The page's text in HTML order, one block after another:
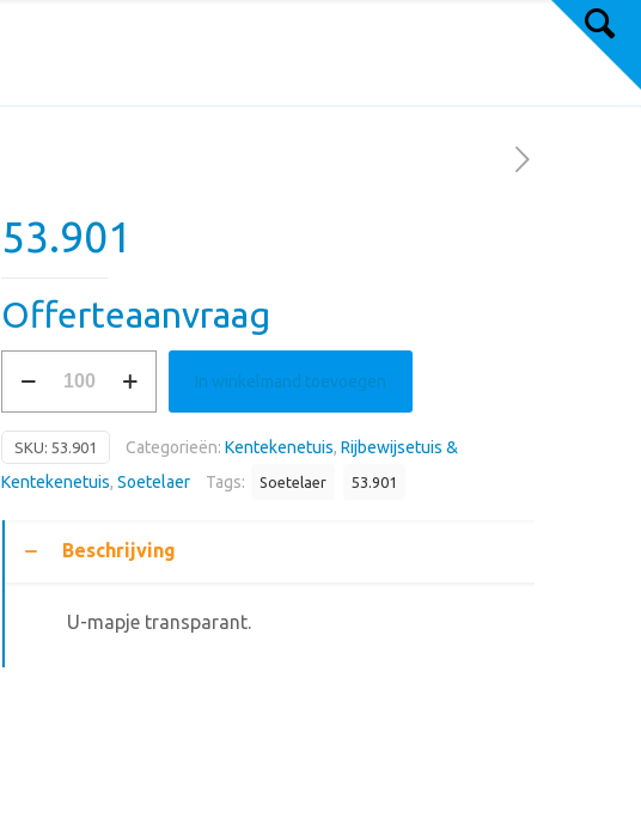
53.901
Offerteaanvraag
In winkelmand toevoegen
SKU: 53.901 Categorieën: Kentekenetuis, Rijbewijsetuis &
Kentekenetuis, Soetelaer Tags: Soetelaer 53.901
Beschrijving
U-mapje transparant.